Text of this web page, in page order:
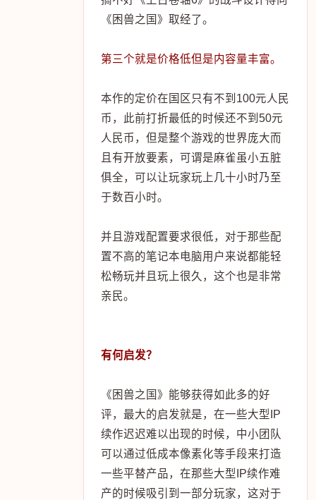
《困兽之国》取经了。
第三个就是价格低但是内容量丰富。
本作的定价在国区只有不到100元人民
币，此前打折最低的时候还不到50元
人民币，但是整个游戏的世界庞大而
且有开放要素，可谓是麻雀虽小五脏
俱全，可以让玩家玩上几十小时乃至
于数百小时。
并且游戏配置要求很低，对于那些配
置不高的笔记本电脑用户来说都能轻
松畅玩并且玩上很久，这个也是非常
亲民。
有何启发？
《困兽之国》能够获得如此多的好
评，最大的启发就是，在一些大型IP
续作迟迟难以出现的时候，中小团队
可以通过低成本像素化等手段来打造
一些平替产品，在那些大型IP续作难
产的时候吸引到一部分玩家，这对于